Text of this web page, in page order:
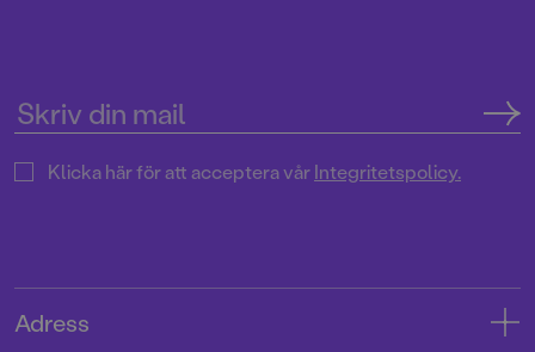
Klicka här för att acceptera vårIntegritetspolicy.
Adress